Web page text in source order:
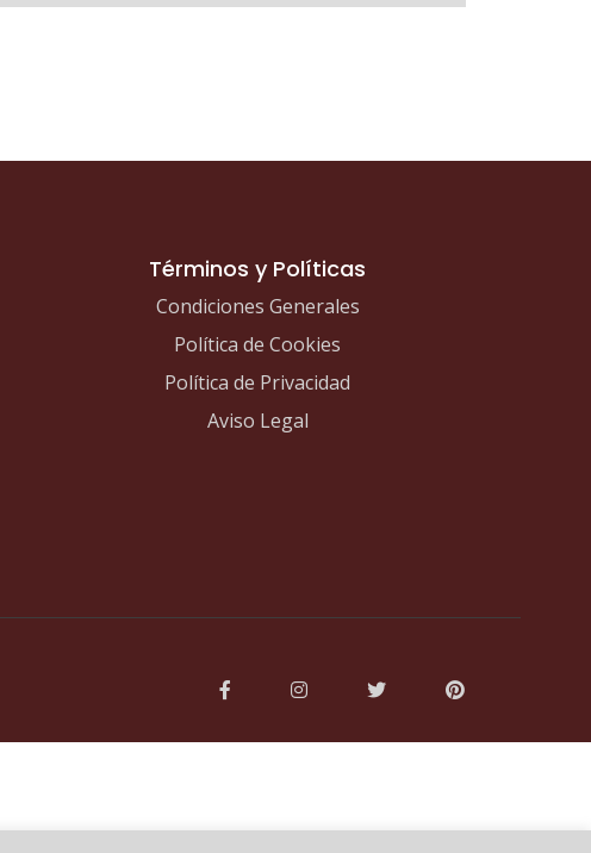
Términos y Políticas
Condiciones Generales
Política de Cookies
Política de Privacidad
Aviso Legal